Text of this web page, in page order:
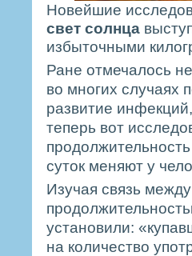
Новейшие
свет солнца
избыточными
Ране отмечалось
во многих случаях
развитие
теперь вот
суток меняют у
Изучая связь
установили:
на количество